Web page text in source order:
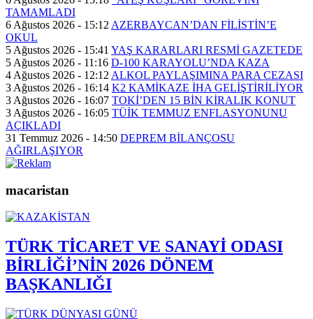
TAMAMLADI
6 Ağustos 2026 - 15:12 AZERBAYCAN’DAN FİLİSTİN’E
OKUL
5 Ağustos 2026 - 15:41 YAŞ KARARLARI RESMİ GAZETEDE
5 Ağustos 2026 - 11:16 D-100 KARAYOLU’NDA KAZA
4 Ağustos 2026 - 12:12 ALKOL PAYLAŞIMINA PARA CEZASI
3 Ağustos 2026 - 16:14 K2 KAMİKAZE İHA GELİŞTİRİLİYOR
3 Ağustos 2026 - 16:07 TOKİ’DEN 15 BİN KİRALIK KONUT
3 Ağustos 2026 - 16:05 TÜİK TEMMUZ ENFLASYONUNU
AÇIKLADI
31 Temmuz 2026 - 14:50 DEPREM BİLANÇOSU
AĞIRLAŞIYOR
macaristan
TÜRK TİCARET VE SANAYİ ODASI
BİRLİĞİ’NİN 2026 DÖNEM
BAŞKANLIĞI